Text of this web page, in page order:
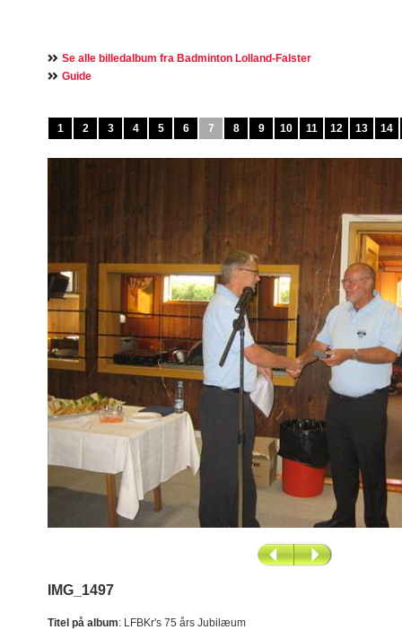
Se alle billedalbum fra Badminton Lolland-Falster
Guide
1 2 3 4 5 6 7 8 9 10 11 12 13 14
IMG_1497
Titel på album: LFBKr's 75 års Jubilæum